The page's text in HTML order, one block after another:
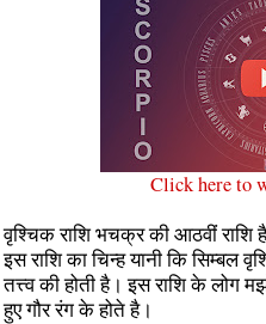
Click here to
वृश्चिक राशि भचक्र की आठवीं राशि
इस राशि का चिन्ह यानी कि सिम्बल
तत्त्व की होती है। इस राशि के लोग
हुए गौर रंग के होते है।